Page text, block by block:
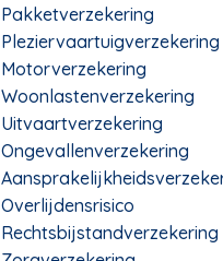
Pakketverzekering
Pleziervaartuigverzekering
Motorverzekering
Woonlastenverzekering
Uitvaartverzekering
Ongevallenverzekering
Overlijdensrisico
Rechtsbijstandverzekering